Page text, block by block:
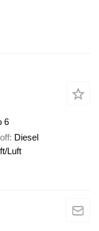
6
Diesel
Luft